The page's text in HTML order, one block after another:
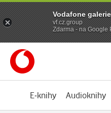
E-knihy Audioknihy
Vodafone galerie
vf.cz.group
Zdarma - na Google